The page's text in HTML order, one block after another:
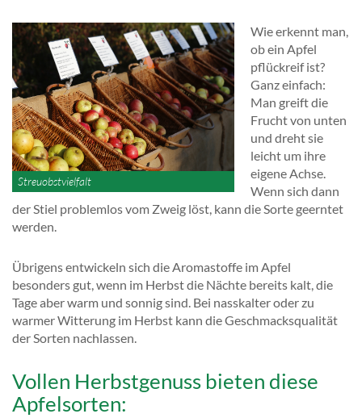
Streuobstvielfalt
Wie erkennt man,
ob ein Apfel
pflückreif ist?
Ganz einfach:
Man greift die
Frucht von unten
und dreht sie
leicht um ihre
eigene Achse.
Wenn sich dann
der Stiel problemlos vom Zweig löst, kann die Sorte geerntet
werden.
Übrigens entwickeln sich die Aromastoffe im Apfel
besonders gut, wenn im Herbst die Nächte bereits kalt, die
Tage aber warm und sonnig sind. Bei nasskalter oder zu
warmer Witterung im Herbst kann die Geschmacksqualität
der Sorten nachlassen.
Vollen Herbstgenuss bieten diese
Apfelsorten: